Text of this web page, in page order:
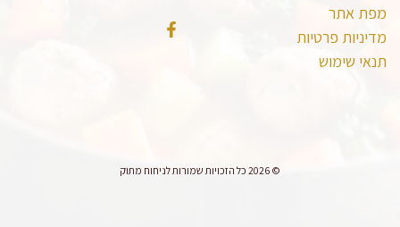
מפת אתר
מדיניות פרטיות
תנאי שימוש
© 2026 כל הזכויות שמורות לניחוח מתוק